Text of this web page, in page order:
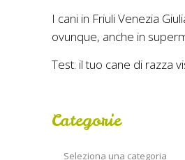
I cani in Friuli Venezia
ovunque, anche in
Test: il tuo cane di razza
Categorie
Categorie